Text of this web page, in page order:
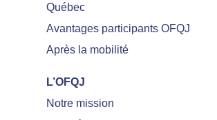
Québec
Avantages participants OFQJ
Après la mobilité
L’OFQJ
Notre mission